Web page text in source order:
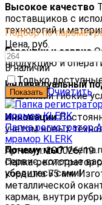
Высокое качество
поставщиков с
технологий и
Гарантии и сервис
продукцию и
Индивидуальный
решения и гибкие
Инновации
учетом новых
Почему мы?
сервис, которые
убедитесь сами!
Подбор по
Цена, руб.
В наличии
Только
Очистить
Папка регистратор
мрамор KLERK
Артикул: 200026/19
Папка-регистратор
корешка 75 мм
металлической
карман, внутри